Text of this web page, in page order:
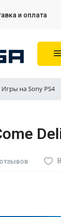
и оплата
для приставок
для Sony PS5
Игры на Sony PS4